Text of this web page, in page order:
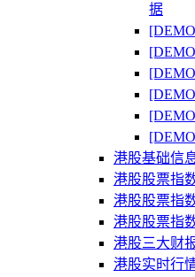
据
港股基础信
港股股票指
港股股票指
港股股票指
港股三大财
港股实时行